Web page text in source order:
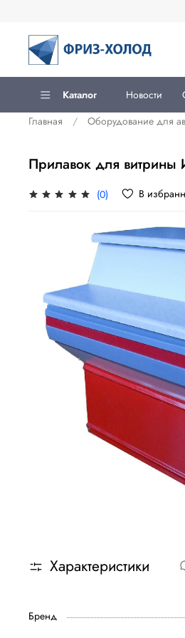
Каталог Новости
Главная
Оборудование для
Прилавок для
(0) В
Характеристики
Бренд